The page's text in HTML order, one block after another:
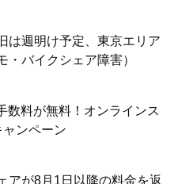
は週明け予定、東京エリア
・バイクシェア障害）
数料が無料！オンラインス
ャンペーン
アが8月1日以降の料金を返